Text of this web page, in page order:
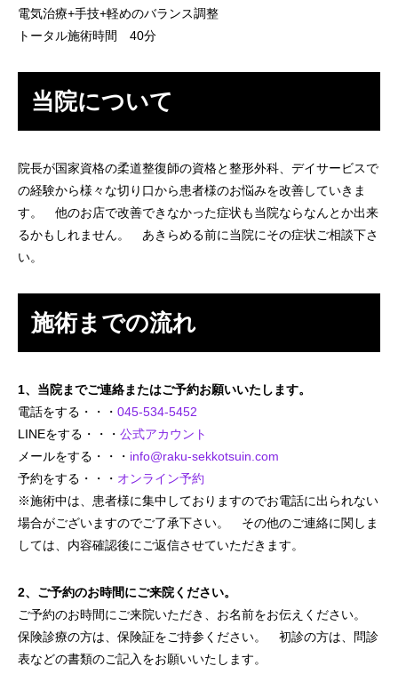
電気治療+手技+軽めのバランス調整
トータル施術時間 40分
当院について
院長が国家資格の柔道整復師の資格と整形外科、デイサービスで
の経験から様々な切り口から患者様のお悩みを改善していきま
す。 他のお店で改善できなかった症状も当院ならなんとか出来
るかもしれません。 あきらめる前に当院にその症状ご相談下さ
い。
施術までの流れ
1、当院までご連絡またはご予約お願いいたします。
電話をする・・・ 045-534-5452
LINEをする・・・ 公式アカウント
メールをする・・・ info@raku-sekkotsuin.com
予約をする・・・ オンライン予約
※施術中は、患者様に集中しておりますのでお電話に出られない
場合がございますのでご了承下さい。 その他のご連絡に関しま
しては、内容確認後にご返信させていただきます。
2、ご予約のお時間にご来院ください。
ご予約のお時間にご来院いただき、お名前をお伝えください。
保険診療の方は、保険証をご持参ください。 初診の方は、問診
表などの書類のご記入をお願いいたします。